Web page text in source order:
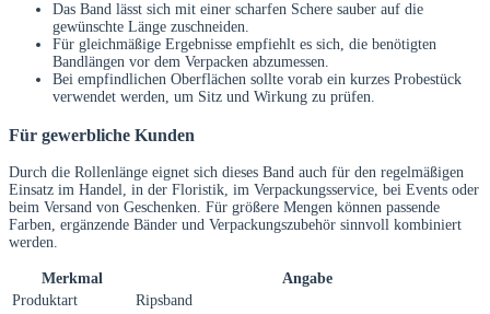
Das Band lässt sich mit einer scharfen Schere sauber auf die
gewünschte Länge zuschneiden.
Für gleichmäßige Ergebnisse empfiehlt es sich, die benötigten
Bandlängen vor dem Verpacken abzumessen.
Bei empfindlichen Oberflächen sollte vorab ein kurzes Probestück
verwendet werden, um Sitz und Wirkung zu prüfen.
Für gewerbliche Kunden
Durch die Rollenlänge eignet sich dieses Band auch für den regelmäßigen
Einsatz im Handel, in der Floristik, im Verpackungsservice, bei Events oder
beim Versand von Geschenken. Für größere Mengen können passende
Farben, ergänzende Bänder und Verpackungszubehör sinnvoll kombiniert
werden.
Merkmal
Angabe
Produktart
Ripsband